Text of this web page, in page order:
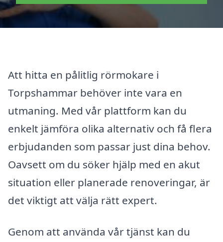
Att hitta en pålitlig rörmokare i
Torpshammar behöver inte vara en
utmaning. Med vår plattform kan du
enkelt jämföra olika alternativ och få flera
erbjudanden som passar just dina behov.
Oavsett om du söker hjälp med en akut
situation eller planerade renoveringar, är
det viktigt att välja rätt expert.
Genom att använda vår tjänst kan du